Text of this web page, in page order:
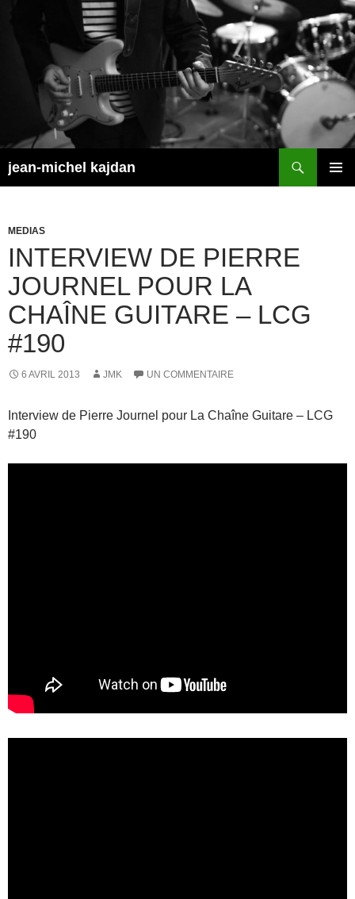
jean-michel kajdan
MEDIAS
INTERVIEW DE PIERRE
JOURNEL POUR LA
CHAÎNE GUITARE – LCG
#190
6 AVRIL 2013 JMK UN COMMENTAIRE
Interview de Pierre Journel pour La Chaîne Guitare – LCG
#190